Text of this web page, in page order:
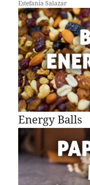
Estefanía Salazar
Energy Balls